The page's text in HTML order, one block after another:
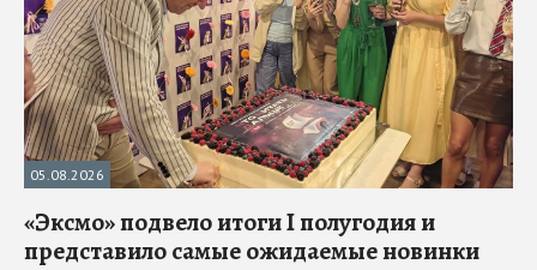
05.08.2026
«Эксмо» подвело итоги I полугодия и
представило самые ожидаемые новинки